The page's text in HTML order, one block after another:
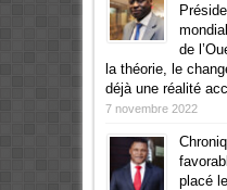
de
la théorie, le
déjà une réalité
7 novembre 2022
placé